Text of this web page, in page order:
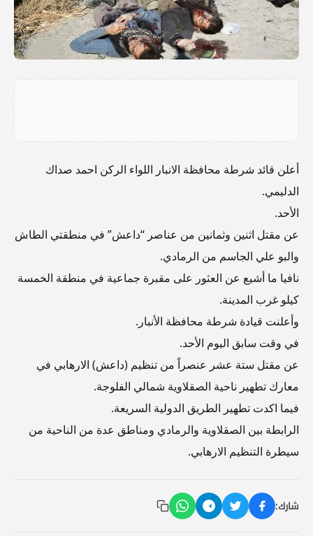
أعلن قائد شرطة محافظة الانبار اللواء الركن احمد صداك
الدليمي.
الأحد.
عن مقتل اثنين وثمانين من عناصر “داعش” في منطقتي الطاش
والبو علي الجاسم من الرمادي.
نافيا ما أشيع عن العثور على مقبرة جماعية في منطقة الخمسة
كيلو غرب المدينة.
وأعلنت قيادة شرطة محافظة الأنبار.
في وقت سابق اليوم الأحد.
عن مقتل ستة عشر عنصراً من تنظيم (داعش) الارهابي في
معارك تطهير ناحية الصقلاوية شمالي الفلوجة.
فيما اكدت تطهير الطريق الدولية السريعة.
الرابطة بين الصقلاوية والرمادي ومناطق عدة من الناحية من
سيطرة التنظيم الارهابي.
شارك: